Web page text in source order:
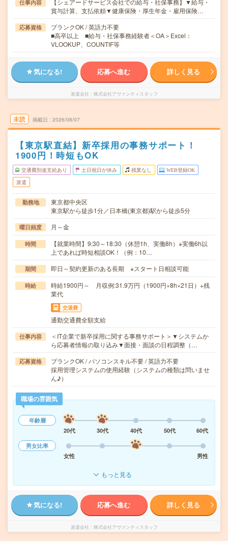
仕事内容
【シェアードサービス会社での給与・社保事務】▼給与・
賞与計算、支払依頼▼健康保険・厚生年金・雇用保険…
応募資格
ブランクOK / 英語力不要
■高卒以上 ■給与・社保事務経験者＜OA＞Excel：
VLOOKUP、COUNTIF等
気になる! 応募へ進む 詳しく見る
派遣会社 株式会社アヴァンティスタッフ
未読 掲載日 2026/08/07
【東京駅直結】新卒採用の事務サポート！
1900円！時短もOK
交通費別途支給あり 土日祝日が休み 残業なし WEB登録OK
派遣
勤務地
東京都中央区
東京駅から徒歩1分／日本橋(東京都)駅から徒歩5分
曜日頻度 月～金
時間
【就業時間】9:30～18:30（休憩1h、実働8h）※実働6h以
上であれば時短相談OK！（例：10…
期間 即日～契約更新のある長期 ※スタート日相談可能
時給
時給1900円～ 月収例:31.9万円（1900円×8h×21日）+残
業代
交通費
通勤交通費全額支給
仕事内容
＜IT企業で新卒採用に関する事務サポート＞▼システムか
ら応募者情報の取り込み▼面接・面談の日程調整（…
応募資格
ブランクOK / パソコンスキル不要 / 英語力不要
採用管理システムの使用経験（システムの種類は問いませ
ん♪）
職場の雰囲気
年齢層
20代
30代 40代 50代
60代
男女比率
女性
男性
もっと見る
気になる! 応募へ進む 詳しく見る
派遣会社 株式会社アヴァンティスタッフ